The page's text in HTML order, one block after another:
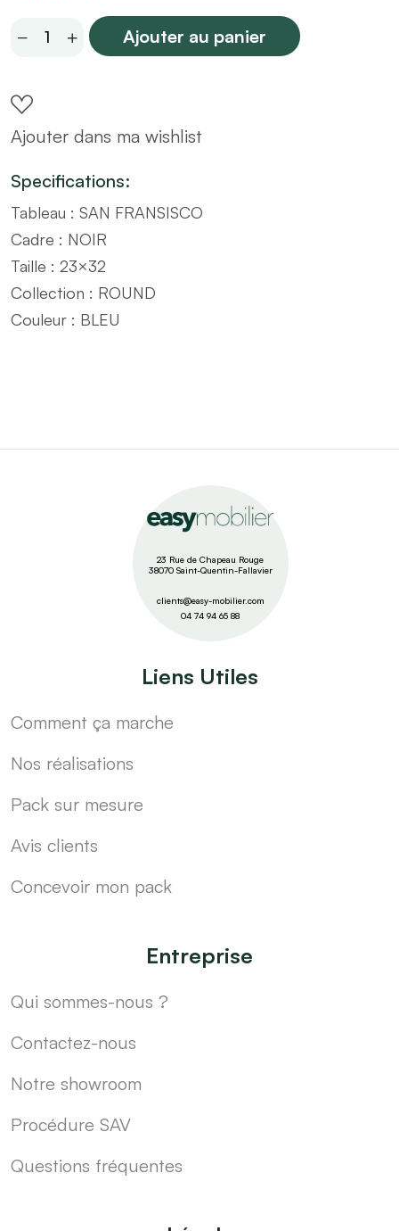
Tableau
avec
cadre
ROUND
BLEU
–
Taille
23x32
quantity
Ajouter au panier
Ajouter dans ma wishlist
Specifications:
Tableau : SAN FRANSISCO
Cadre : NOIR
Taille : 23×32
Collection : ROUND
Couleur : BLEU
23 Rue de Chapeau Rouge
38070 Saint-Quentin-Fallavier
clients@easy-mobilier.com
04 74 94 65 88
Liens Utiles
Comment ça marche
Nos réalisations
Pack sur mesure
Avis clients
Concevoir mon pack
Entreprise
Qui sommes-nous ?
Contactez-nous
Notre showroom
Procédure SAV
Questions fréquentes